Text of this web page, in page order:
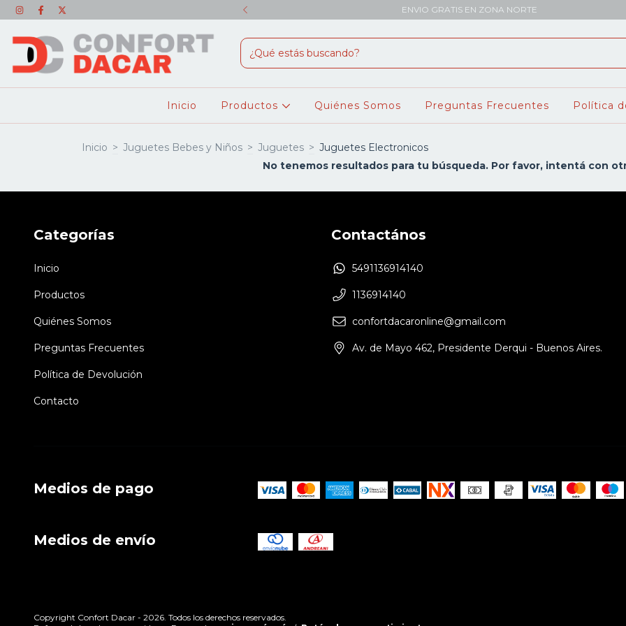
+ ENVÍO GRATIS!! ENVIO GRATIS EN ZONA NORTE
Inicio Productos Quiénes Somos Preguntas Frecuentes Política
Inicio > Juguetes Bebes y Niños > Juguetes > Juguetes Electronicos
No tenemos resultados para tu búsqueda. Por favor, intentá con
Categorías
Inicio
Productos
Quiénes Somos
Preguntas Frecuentes
Política de Devolución
Contacto
Contactános
5491136914140
1136914140
confortdacaronline@gmail.com
Av. de Mayo 462, Presidente Derqui - Buenos Aires.
Medios de pago
Medios de envío
Copyright Confort Dacar - 2026. Todos los derechos reservados.